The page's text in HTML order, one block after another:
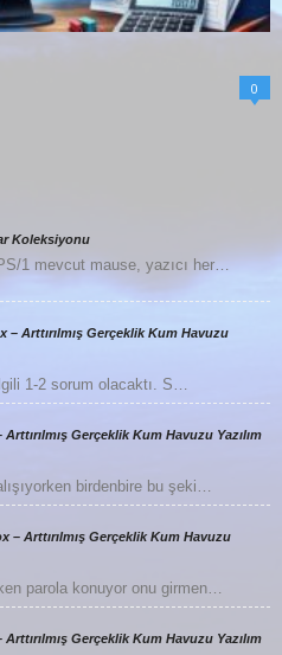
0
Koleksiyonu
1 mevcut mause, yazıcı her…
– Arttırılmış Gerçeklik Kum Havuzu
1-2 sorum olacaktı. S…
Gerçeklik Kum Havuzu Yazılım
birdenbire bu şeki…
– Arttırılmış Gerçeklik Kum Havuzu
parola konuyor onu girmen…
Gerçeklik Kum Havuzu Yazılım